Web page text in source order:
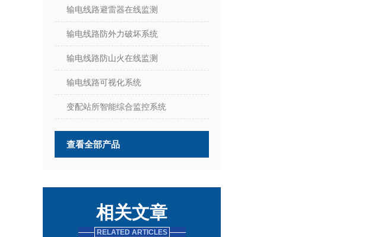
输电线路避雷器在线监测
输电线路防外力破坏系统
输电线路防山火在线监测
输电线路可视化系统
变配站所智能综合监控系统
查看全部产品
相关文章
RELATED ARTICLES